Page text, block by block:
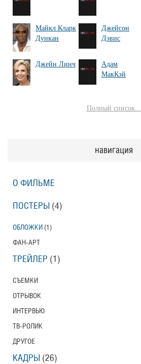
Майкл Кларк
Дункан
Джейсон
Дэвис
Джейн Линч
Адам
МакКэй
Полный список...
навигация
О ФИЛЬМЕ
ПОСТЕРЫ (4)
ОБЛОЖКИ (1)
ФАН-АРТ
ТРЕЙЛЕР (1)
СЪЕМКИ
ОТРЫВОК
ИНТЕРВЬЮ
ТВ-РОЛИК
ДРУГОЕ
КАДРЫ (26)